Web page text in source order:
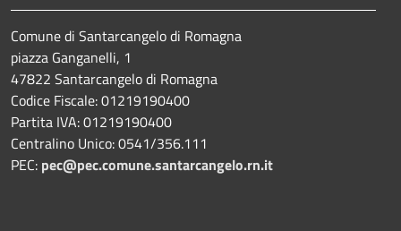
Comune di Santarcangelo di Romagna
piazza Ganganelli, 1
47822 Santarcangelo di Romagna
Codice Fiscale: 01219190400
Partita IVA: 01219190400
Centralino Unico: 0541/356.111
PEC: pec@pec.comune.santarcangelo.rn.it